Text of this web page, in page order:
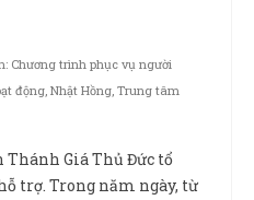
Chương trình phục vụ người
động, Nhật Hồng, Trung tâm
Thánh Giá Thủ Đức tổ
trợ. Trong năm ngày, từ